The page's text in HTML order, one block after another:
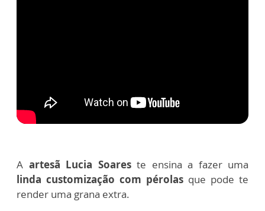
A artesã Lucia Soareste ensina a fazer uma
linda customização com pérolas que pode te
render uma grana extra.